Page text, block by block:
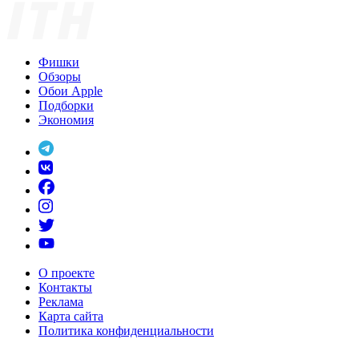
Фишки
Обзоры
Обои Apple
Подборки
Экономия
О проекте
Контакты
Реклама
Карта сайта
Политика конфиденциальности